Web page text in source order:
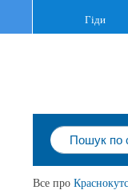
Гіди
Все про